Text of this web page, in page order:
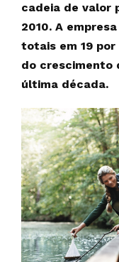
cadeia de valor
2010. A
totais em 19
do crescimento
última década.